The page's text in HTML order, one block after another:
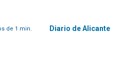
de 1 min. Diario de Alicante